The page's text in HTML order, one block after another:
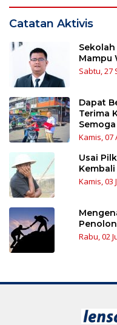
Catatan Aktivis
Mampu
Sabtu, 27
Dapat
Terima
Kamis, 07
Usai
Kamis, 03
Rabu, 02